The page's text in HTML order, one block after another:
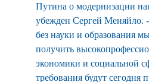
Путина о модернизации
убежден Сергей
без науки и образования
получить
экономики и социальной
требования будут сегодня